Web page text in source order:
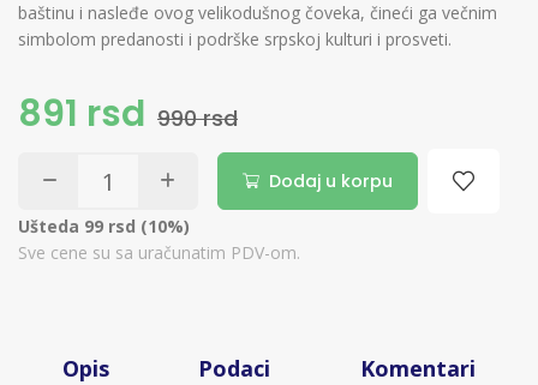
baštinu i nasleđe ovog velikodušnog čoveka, čineći ga večnim
simbolom predanosti i podrške srpskoj kulturi i prosveti.
891 rsd 990 rsd
Dodaj u korpu
Ušteda 99 rsd (10%)
Sve cene su sa uračunatim PDV-om.
Opis Podaci Komentari